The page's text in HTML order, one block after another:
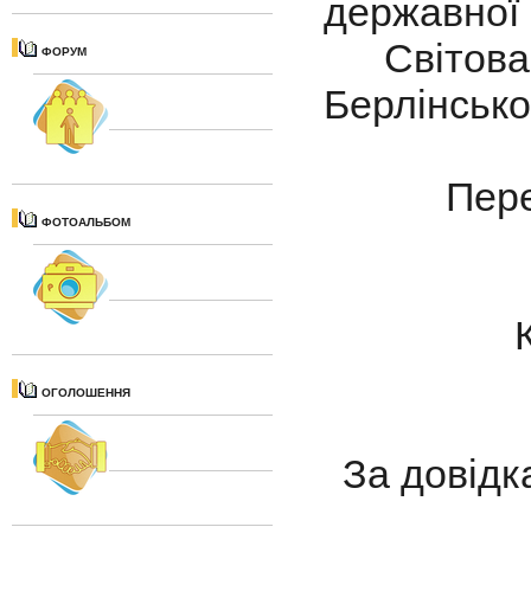
ФОРУМ
ФОТОАЛЬБОМ
ОГОЛОШЕННЯ
Світова
За